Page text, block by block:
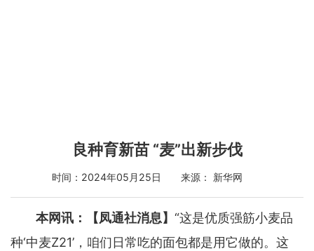
良种育新苗 “麦”出新步伐
时间：2024年05月25日 来源： 新华网
本网讯：【凤通社消息】 “这是优质强筋小麦品
种‘中麦Z21’，咱们日常吃的面包都是用它做的。这